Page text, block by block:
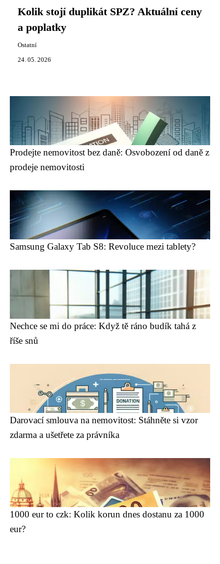
Kolik stojí duplikát SPZ? Aktuální ceny
a poplatky
Ostatní
24. 05. 2026
Prodejte nemovitost bez daně: Osvobození od daně z
prodeje nemovitosti
Samsung Galaxy Tab S8: Revoluce mezi tablety?
Nechce se mi do práce: Když tě ráno budík tahá z
říše snů
Darovací smlouva na nemovitost: Stáhněte si vzor
zdarma a ušetřete za právníka
1000 eur to czk: Kolik korun dnes dostanu za 1000
eur?